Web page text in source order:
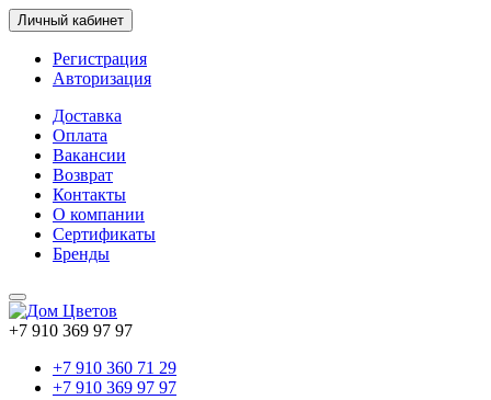
Личный кабинет
Регистрация
Авторизация
Доставка
Оплата
Вакансии
Возврат
Контакты
О компании
Сертификаты
Бренды
+7 910 369 97 97
+7 910 360 71 29
+7 910 369 97 97